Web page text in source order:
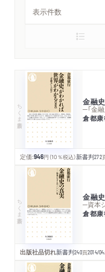
ちくま新書 金融
─「金
倉都
定価:946円 （10％税込）新書判272
ちくま新書 金融
─資本
倉都
出版社品切れ新書判240頁2014/